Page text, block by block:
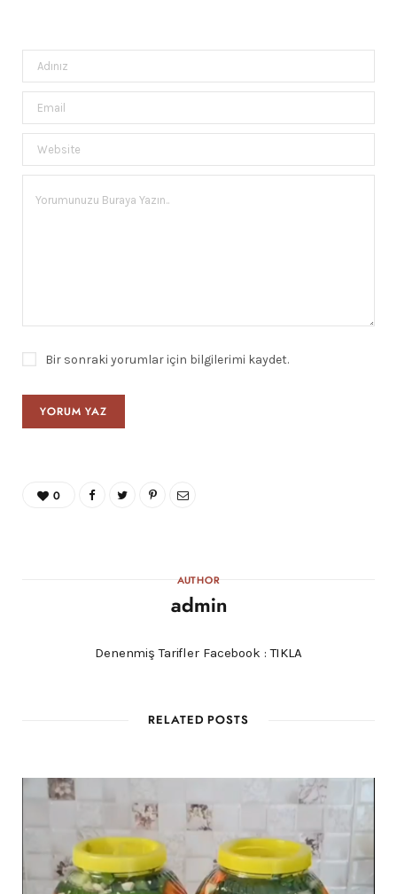
Bir sonraki yorumlar için bilgilerimi kaydet.
0
AUTHOR
admin
Denenmiş Tarifler Facebook :TIKLA
RELATED POSTS